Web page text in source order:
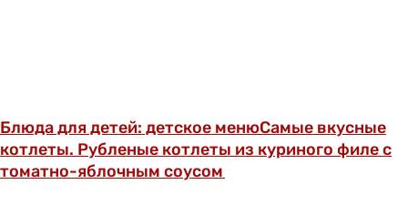
Блюда для детей: детское менюСамые вкусные
котлеты. Рубленые котлеты из куриного филе с
томатно-яблочным соусом